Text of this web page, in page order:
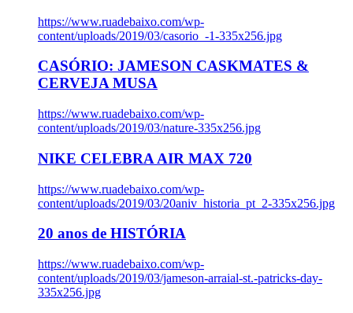
https://www.ruadebaixo.com/wp-
content/uploads/2019/03/casorio_-1-335x256.jpg
CASÓRIO: JAMESON CASKMATES &
CERVEJA MUSA
https://www.ruadebaixo.com/wp-
content/uploads/2019/03/nature-335x256.jpg
NIKE CELEBRA AIR MAX 720
https://www.ruadebaixo.com/wp-
content/uploads/2019/03/20aniv_historia_pt_2-335x256.jpg
20 anos de HISTÓRIA
https://www.ruadebaixo.com/wp-
content/uploads/2019/03/jameson-arraial-st.-patricks-day-
335x256.jpg